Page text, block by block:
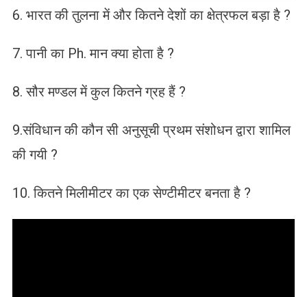
6. भारत की तुलना में और कितने देशों का क्षेत्रफल बड़ा है ?
7. पानी का Ph. मान क्या होता है ?
8. सौर मण्डल में कुल कितने ग्रह हैं ?
9.संविधान की कौन सी अनुसूची प्रथम संशोधन द्वारा शामिल
की गयी ?
10. कितने मिलीमीटर का एक सेण्टीमीटर बनता है ?